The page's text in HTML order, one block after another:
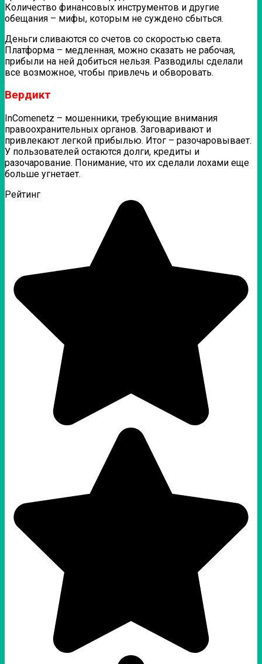
Количество финансовых инструментов и другие
обещания – мифы, которым не суждено сбыться.
Деньги сливаются со счетов со скоростью света.
Платформа – медленная, можно сказать не рабочая,
прибыли на ней добиться нельзя. Разводилы сделали
все возможное, чтобы привлечь и обворовать.
Вердикт
InComenetz – мошенники, требующие внимания
правоохранительных органов. Заговаривают и
привлекают легкой прибылью. Итог – разочаровывает.
У пользователей остаются долги, кредиты и
разочарование. Понимание, что их сделали лохами еще
больше угнетает.
Рейтинг